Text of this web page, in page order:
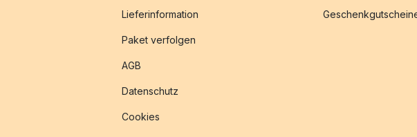
Lieferinformation
Paket verfolgen
AGB
Datenschutz
Cookies